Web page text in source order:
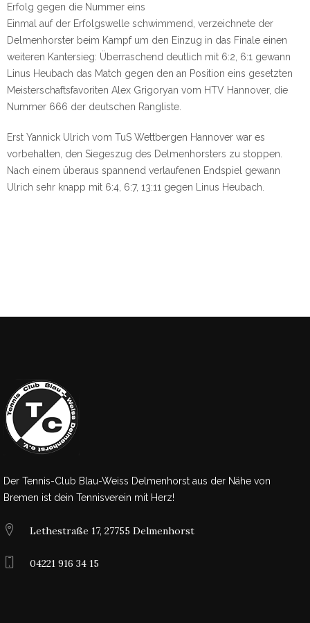
Erfolg gegen die Nummer eins
Einmal auf der Erfolgswelle schwimmend, verzeichnete der
Delmenhorster beim Kampf um den Einzug in das Finale einen
weiteren Kantersieg: Überraschend deutlich mit 6:2, 6:1 gewann
Linus Heubach das Match gegen den an Position eins gesetzten
Meisterschaftsfavoriten Alex Grigoryan vom HTV Hannover, die
Nummer 666 der deutschen Rangliste.
Erst Yannick Ulrich vom TuS Wettbergen Hannover war es
vorbehalten, den Siegeszug des Delmenhorsters zu stoppen.
Nach einem überaus spannend verlaufenen Endspiel gewann
Ulrich sehr knapp mit 6:4, 6:7, 13:11 gegen Linus Heubach.
Der Tennis-Club Blau-Weiss Delmenhorst aus der Nähe von
Bremen ist dein Tennisverein mit Herz!
Lethestraße 17, 27755 Delmenhorst
04221 916 34 15